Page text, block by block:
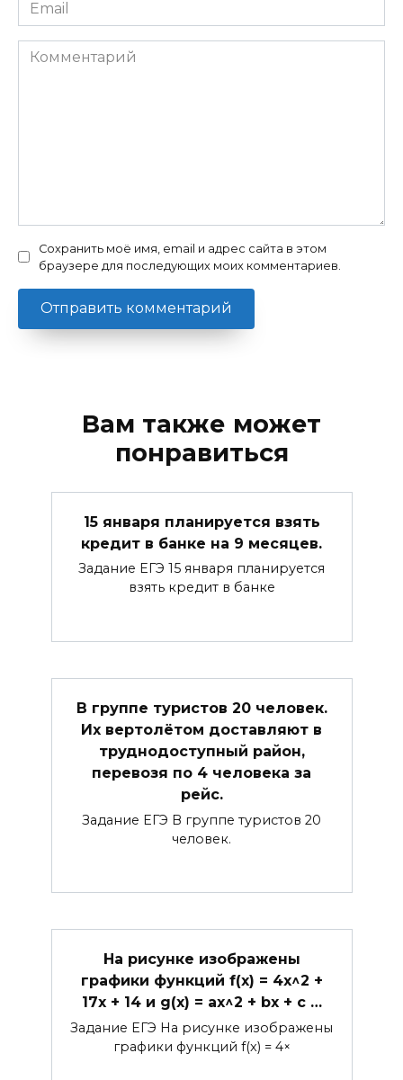
*
Комментарий
Сохранить моё имя, email и адрес сайта в этом
браузере для последующих моих комментариев.
Вам также может
понравиться
15 января планируется взять
кредит в банке на 9 месяцев.
Задание ЕГЭ 15 января планируется
взять кредит в банке
В группе туристов 20 человек.
Их вертолётом доставляют в
труднодоступный район,
перевозя по 4 человека за
рейс.
Задание ЕГЭ В группе туристов 20
человек.
На рисунке изображены
графики функций f(x) = 4x^2 +
17x + 14 и g(x) = ax^2 + bx + c …
Задание ЕГЭ На рисунке изображены
графики функций f(x) = 4×